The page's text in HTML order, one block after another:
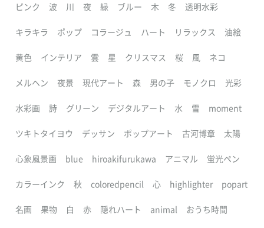
ピンク 波 川 夜 緑 ブルー 木 冬 透明水彩
キラキラ ポップ コラージュ ハート リラックス 油絵
黄色 インテリア 雲 星 クリスマス 桜 風 ネコ
メルヘン 夜景 現代アート 森 男の子 モノクロ 光彩
水彩画 詩 グリーン デジタルアート 水 雪 moment
ツキトタイヨウ デッサン ポップアート 古河博章 太陽
心象風景画 blue hiroakifurukawa アニマル 蛍光ペン
カラーインク 秋 coloredpencil 心 highlighter popart
名画 果物 白 赤 隠れハート animal おうち時間